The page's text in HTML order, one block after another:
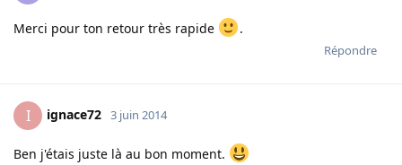
Merci pour ton retour très rapide .
Répondre
I ignace72 3 juin 2014
Ben j'étais juste là au bon moment.